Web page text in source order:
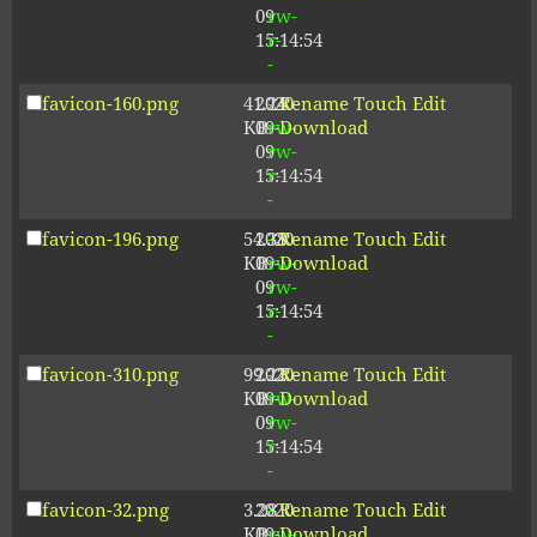
09
15:14:54
rw-
r-
-
favicon-160.png
41.24
KB
2020-
09-
09
15:14:54
-
rw-
rw-
r-
-
Rename Touch Edit
Download
favicon-196.png
54.38
KB
2020-
09-
09
15:14:54
-
rw-
rw-
r-
-
Rename Touch Edit
Download
favicon-310.png
99.22
KB
2020-
09-
09
15:14:54
-
rw-
rw-
r-
-
Rename Touch Edit
Download
favicon-32.png
3.28
2020-
- Rename Touch Edit